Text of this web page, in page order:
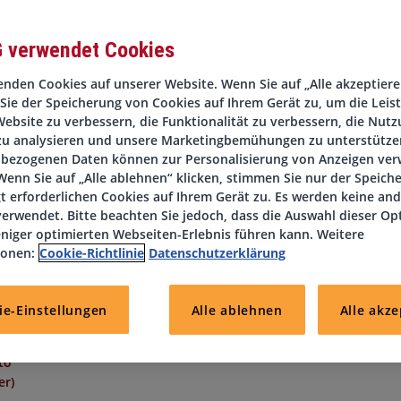
in einer vielseitigen und verantwortungsvollen Position
wir zum nächstmöglichen Zeitpunkt einen engagierten
Festanstellung.
Sie bald persönlich kennenzulernen!
verwendet Cookies
Cookies auf unserer Website. Wenn Sie auf „Alle
der Speicherung von Cookies auf Ihrem Gerät zu, um die
zu verbessern, die Funktionalität zu verbessern, die
analysieren und unsere Marketingbemühungen zu
Daten können zur Personalisierung von Anzeigen
Sie auf „Alle ablehnen“ klicken, stimmen Sie nur der
erforderlichen Cookies auf Ihrem Gerät zu. Es werden keine
Bitte beachten Sie jedoch, dass die Auswahl dieser
optimierten Webseiten-Erlebnis führen kann. Weitere
Cookie-Richtlinie Datenschutzerklärung
Einstellungen Alle ablehnen Alle